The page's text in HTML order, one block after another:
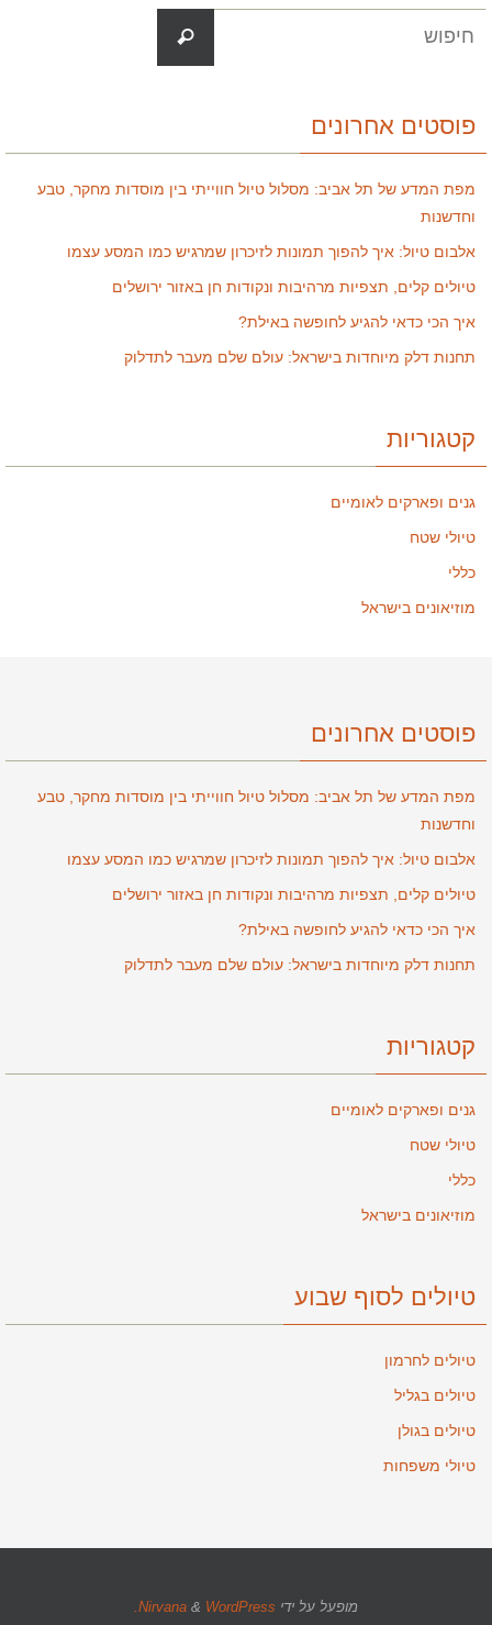
פוסטים אחרונים
מפת המדע של תל אביב: מסלול טיול חווייתי בין מוסדות מחקר, טבע
וחדשנות
אלבום טיול: איך להפוך תמונות לזיכרון שמרגיש כמו המסע עצמו
טיולים קלים, תצפיות מרהיבות ונקודות חן באזור ירושלים
איך הכי כדאי להגיע לחופשה באילת?
תחנות דלק מיוחדות בישראל: עולם שלם מעבר לתדלוק
קטגוריות
גנים ופארקים לאומיים
טיולי שטח
כללי
מוזיאונים בישראל
פוסטים אחרונים
מפת המדע של תל אביב: מסלול טיול חווייתי בין מוסדות מחקר, טבע
וחדשנות
אלבום טיול: איך להפוך תמונות לזיכרון שמרגיש כמו המסע עצמו
טיולים קלים, תצפיות מרהיבות ונקודות חן באזור ירושלים
איך הכי כדאי להגיע לחופשה באילת?
תחנות דלק מיוחדות בישראל: עולם שלם מעבר לתדלוק
קטגוריות
גנים ופארקים לאומיים
טיולי שטח
כללי
מוזיאונים בישראל
טיולים לסוף שבוע
טיולים לחרמון
טיולים בגליל
טיולים בגולן
טיולי משפחות
מופעל על ידי Nirvana & WordPress.